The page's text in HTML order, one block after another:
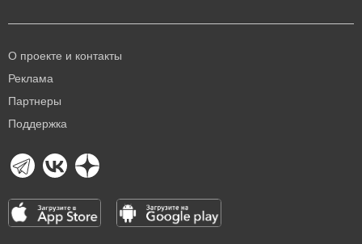
О проекте и контакты
Реклама
Партнеры
Поддержка